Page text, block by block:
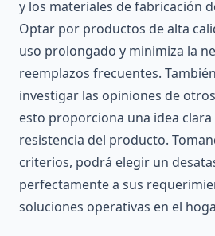
y los materiales de fabricación
Optar por productos de alta
uso prolongado y minimiza la
reemplazos frecuentes.
investigar las opiniones de
esto proporciona una idea
resistencia del producto.
criterios, podrá elegir un
perfectamente a sus
soluciones operativas en el